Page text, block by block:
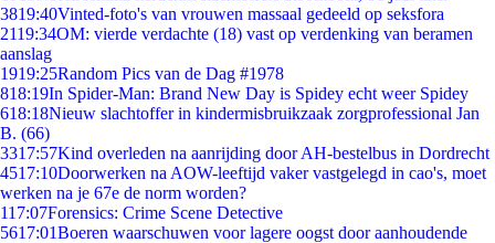
3819:40Vinted-foto's van vrouwen massaal gedeeld op seksfora
2119:34OM: vierde verdachte (18) vast op verdenking van beramen
aanslag
1919:25Random Pics van de Dag #1978
818:19In Spider-Man: Brand New Day is Spidey echt weer Spidey
618:18Nieuw slachtoffer in kindermisbruikzaak zorgprofessional Jan
B. (66)
3317:57Kind overleden na aanrijding door AH-bestelbus in Dordrecht
4517:10Doorwerken na AOW-leeftijd vaker vastgelegd in cao's, moet
werken na je 67e de norm worden?
117:07Forensics: Crime Scene Detective
5617:01Boeren waarschuwen voor lagere oogst door aanhoudende